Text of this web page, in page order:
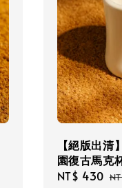
【絕版出
園復古馬克
Sale
NT$ 430